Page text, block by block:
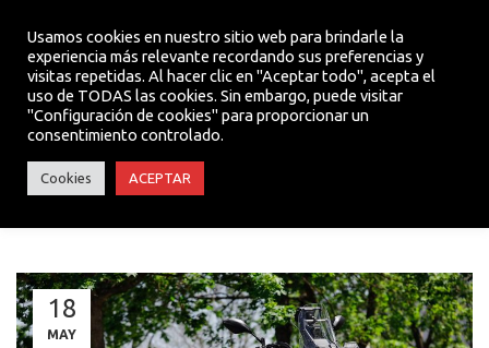
MENU
18
MAY
Usamos cookies en nuestro sitio web para brindarle la
experiencia más relevante recordando sus preferencias y
visitas repetidas. Al hacer clic en "Aceptar todo", acepta el
uso de TODAS las cookies. Sin embargo, puede visitar
"Configuración de cookies" para proporcionar un
consentimiento controlado.
Cookies ACEPTAR